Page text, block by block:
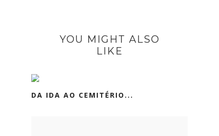
YOU MIGHT ALSO
LIKE
DA IDA AO CEMITÉRIO...